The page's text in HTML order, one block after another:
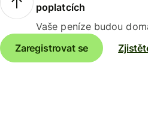
poplatcích
Vaše peníze budou
Zaregistrovat se